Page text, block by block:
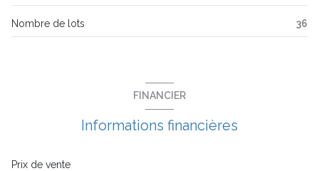
visiophone
Nombre de lots 36
FINANCIER
Informations financières
Prix de vente